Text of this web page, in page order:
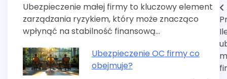
Ubezpieczenie małej firmy to kluczowy element
zarządzania ryzykiem, który może znacząco
wpłynąć na stabilność finansową…
Ubezpieczenie OC firmy co
obejmuje?
Nawigacja
wpisu